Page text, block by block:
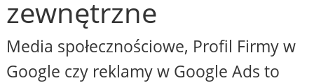
zewnętrzne
Media społecznościowe, Profil Firmy w
Google czy reklamy w Google Ads to